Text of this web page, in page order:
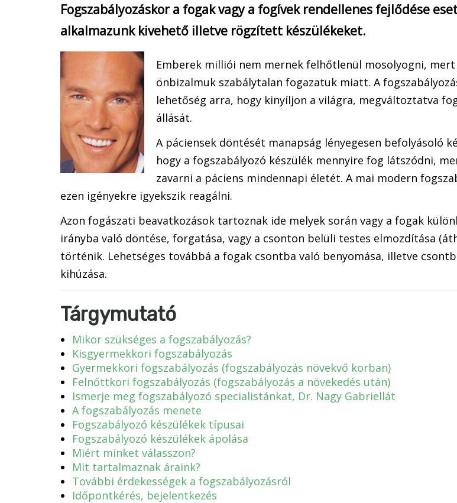
Fogszabályozáskor a fogak vagy a fogívek rendellenes fejlődése
alkalmazunk kivehető illetve rögzített készülékeket.
Emberek milliói nem mernek felhőtlenül mosolyogni, mert
önbizalmuk szabálytalan fogazatuk miatt. A
lehetőség arra, hogy kinyíljon a világra, megváltoztatva
állását.
A páciensek döntését manapság lényegesen befolyásoló
hogy a fogszabályozó készülék mennyire fog látszódni,
zavarni a páciens mindennapi életét. A mai modern
ezen igényekre igyekszik reagálni.
Azon fogászati beavatkozások tartoznak ide melyek során vagy a fogak
irányba való döntése, forgatása, vagy a csonton belüli testes elmozdítása
történik. Lehetséges továbbá a fogak csontba való benyomása, illetve
kihúzása.
Tárgymutató
Mikor szükséges a fogszabályozás?
Kisgyermekkori fogszabályozás
Gyermekkori fogszabályozás (fogszabályozás növekvő korban)
Felnőttkori fogszabályozás (fogszabályozás a növekedés után)
Ismerje meg fogszabályozó specialistánkat, Dr. Nagy Gabriellát
A fogszabályozás menete
Fogszabályozó készülékek típusai
Fogszabályozó készülékek ápolása
Miért minket válasszon?
Mit tartalmaznak áraink?
További érdekességek a fogszabályozásról
Időpontkérés, bejelentkezés